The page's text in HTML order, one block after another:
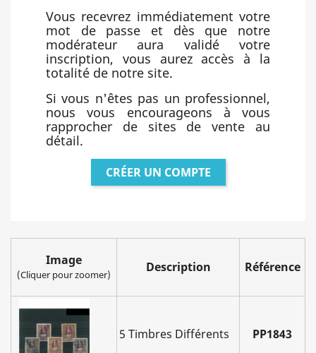
Vous recevrez immédiatement votre
mot de passe et dès que notre
modérateur aura validé votre
inscription, vous aurez accès à la
totalité de notre site.
Si vous n'êtes pas un professionnel,
nous vous encourageons à vous
rapprocher de sites de vente au
détail.
CRÉER UN COMPTE
Image
(Cliquer pour zoomer) Description Référence
5 Timbres Différents PP1843